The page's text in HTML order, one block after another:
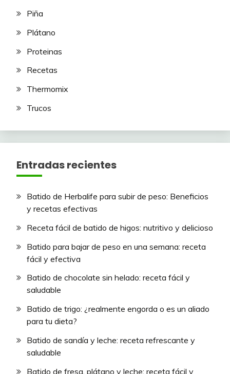
Piña
Plátano
Proteinas
Recetas
Thermomix
Trucos
Entradas recientes
Batido de Herbalife para subir de peso: Beneficios
y recetas efectivas
Receta fácil de batido de higos: nutritivo y delicioso
Batido para bajar de peso en una semana: receta
fácil y efectiva
Batido de chocolate sin helado: receta fácil y
saludable
Batido de trigo: ¿realmente engorda o es un aliado
para tu dieta?
Batido de sandía y leche: receta refrescante y
saludable
Batido de fresa, plátano y leche: receta fácil y